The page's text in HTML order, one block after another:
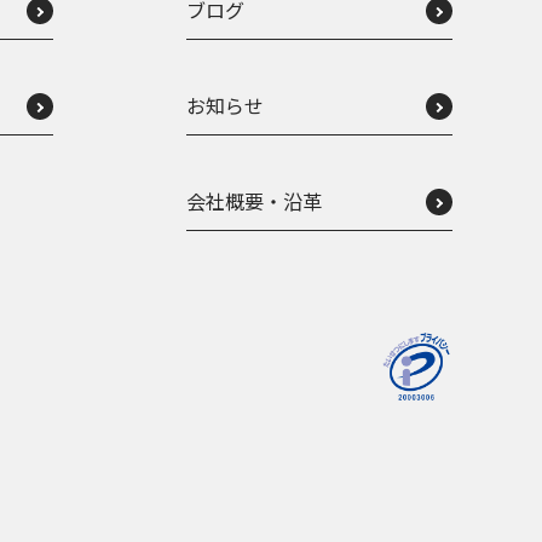
ブログ
お知らせ
会社概要・沿革